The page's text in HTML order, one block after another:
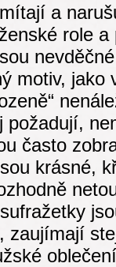
a
role
motiv, jako
často
krásné,
zaujímají